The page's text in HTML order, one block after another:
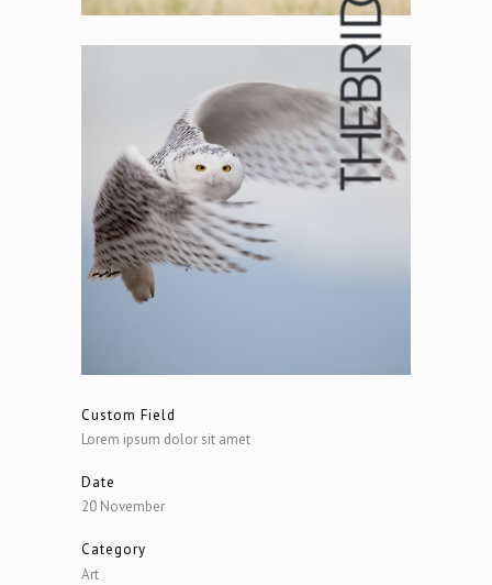
Custom Field
Lorem ipsum dolor sit amet
Date
20 November
Category
Art